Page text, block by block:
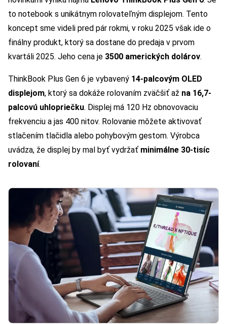
to notebook s unikátnym rolovateľným displejom. Tento
koncept sme videli pred pár rokmi, v roku 2025 však ide o
finálny produkt, ktorý sa dostane do predaja v prvom
kvartáli 2025. Jeho cena je 3500 amerických dolárov.
ThinkBook Plus Gen 6 je vybavený 14-palcovým OLED
displejom, ktorý sa dokáže rolovaním zväčšiť až na 16,7-
palcovú uhlopriečku. Displej má 120 Hz obnovovaciu
frekvenciu a jas 400 nitov. Rolovanie môžete aktivovať
stlačením tlačidla alebo pohybovým gestom. Výrobca
uvádza, že displej by mal byť vydržať minimálne 30-tisíc
rolovaní.